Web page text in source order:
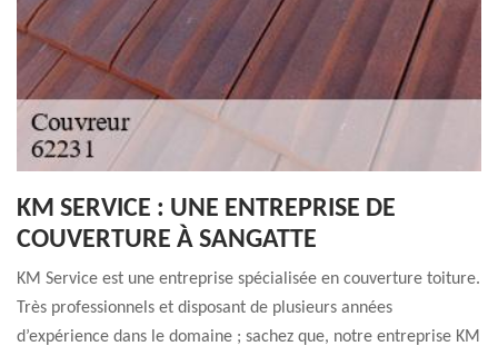
KM SERVICE : UNE ENTREPRISE DE
COUVERTURE À SANGATTE
KM Service est une entreprise spécialisée en couverture toiture.
Très professionnels et disposant de plusieurs années
d’expérience dans le domaine ; sachez que, notre entreprise KM